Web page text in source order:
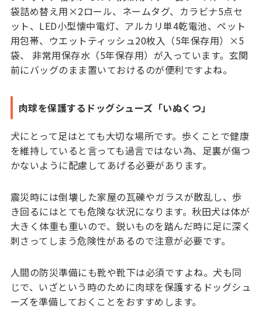
袋詰め替え用×2ロール、ネームタグ、カラビナ5点セ
ット、LED小型懐中電灯、アルカリ単4乾電池、ペット
用包帯、ウエットティッシュ20枚入（5年保存用）×5
袋、 非常用保存水（5年保存用）が入っています。玄関
前にバッグのまま置いておけるのが便利ですよね。
肉球を保護するドッグシューズ「いぬくつ」
犬にとって足はとても大切な場所です。歩くことで健康
を維持していると言っても過言ではない為、足裏が傷つ
かないように配慮してあげる必要があります。
震災時には倒壊した家屋の瓦礫やガラスが散乱し、歩
き回るにはとても危険な状況になります。秋田犬は体が
大きく体重も重いので、鋭いものを踏んだ時に足に深く
刺さってしまう危険性があるので注意が必要です。
人間の防災準備にも靴や靴下は必須ですよね。犬も同
じで、いざという時のために肉球を保護するドッグシュ
ーズを準備しておくことをおすすめします。